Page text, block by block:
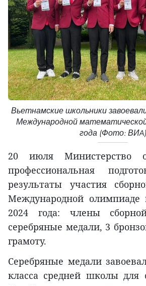
Вьетнамские школьники
Международной
года (Фото: ВИA)
20 июля Министерство
профессиональная
результаты участия
Международной олимпиаде
2024 года: члены
серебряные медали, 3
грамоту.
Серебряные медали
класса средней школы для